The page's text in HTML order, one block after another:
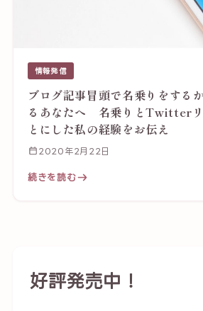
情報発信
ブログ記事冒頭で名乗りをする
るあなたへ 名乗りとTwitterリ
とにした私の経験をお伝え
2020年2月22日
続きを読む
好評発売中！